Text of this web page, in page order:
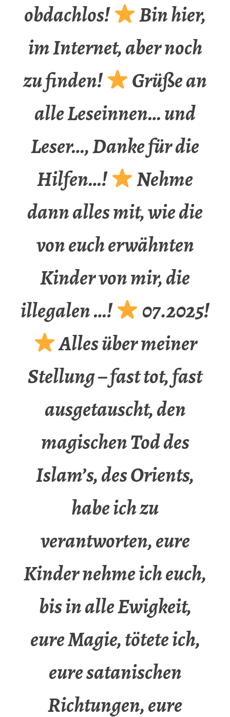
obdachlos!
Bin hier,
im Internet, aber noch
zu finden!
Grüße an
alle Leseinnen… und
Leser…, Danke für die
Hilfen…!
Nehme
dann alles mit, wie die
von euch erwähnten
Kinder von mir, die
illegalen …!
07.2025!
Alles über meiner
Stellung – fast tot, fast
ausgetauscht, den
magischen Tod des
Islam’s, des Orients,
habe ich zu
verantworten, eure
Kinder nehme ich euch,
bis in alle Ewigkeit,
eure Magie, tötete ich,
eure satanischen
Richtungen, eure